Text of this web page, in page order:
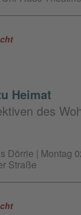
Heimat
des
Dörrie | Montag
Straße